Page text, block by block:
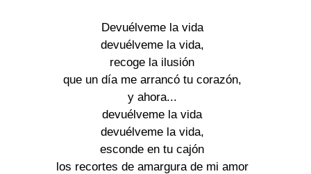
Devuélveme la vida
devuélveme la vida,
recoge la ilusión
que un día me arrancó tu corazón,
y ahora...
devuélveme la vida
devuélveme la vida,
esconde en tu cajón
los recortes de amargura de mi amor